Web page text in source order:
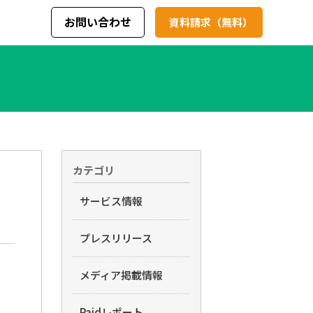
お問い合わせ 資料請求（無料）
カテゴリ
サービス情報
プレスリリース
メディア掲載情報